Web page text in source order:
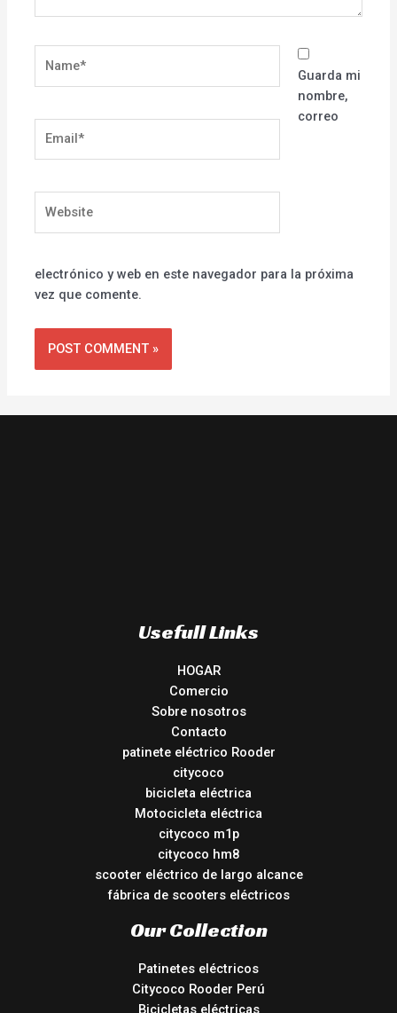
Guarda mi
nombre,
correo
electrónico y web en este navegador para la próxima
vez que comente.
Usefull Links
HOGAR
Comercio
Sobre nosotros
Contacto
patinete eléctrico Rooder
citycoco
bicicleta eléctrica
Motocicleta eléctrica
citycoco m1p
citycoco hm8
scooter eléctrico de largo alcance
fábrica de scooters eléctricos
Our Collection
Patinetes eléctricos
Citycoco Rooder Perú
Bicicletas eléctricas